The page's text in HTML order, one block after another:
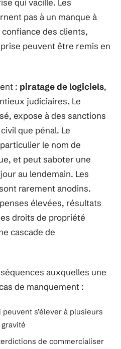
qui vacille. Les
pas à un manque à
confiance des clients,
peuvent être remis en
: piratage de logiciels,
judiciaires. Le
expose à des sanctions
que pénal. Le
le nom de
et peut saboter une
au lendemain. Les
rarement anodins.
élevées, résultats
droits de propriété
cascade de
auxquelles une
de manquement :
peuvent s’élever à plusieurs
de commercialiser